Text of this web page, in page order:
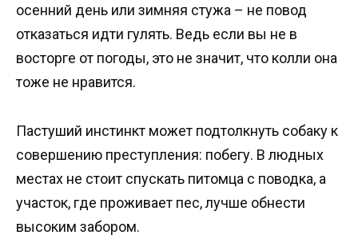
осенний день или зимняя стужа – не повод
отказаться идти гулять. Ведь если вы не в
восторге от погоды, это не значит, что колли она
тоже не нравится.
Пастуший инстинкт может подтолкнуть собаку к
совершению преступления: побегу. В людных
местах не стоит спускать питомца с поводка, а
участок, где проживает пес, лучше обнести
высоким забором.